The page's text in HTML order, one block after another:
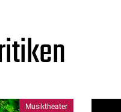
Musiktheater